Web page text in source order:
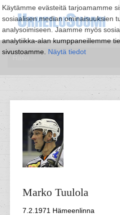
Käytämme evästeitä tarjoamamme
sosiaalisen median ominaisuuksien
analysoimiseen. Jaamme myös
analytiikka-alan kumppaneillemme
sivustoamme. Näytä tiedot
Marko Tuulola
7.2.1971 Hämeenlinna